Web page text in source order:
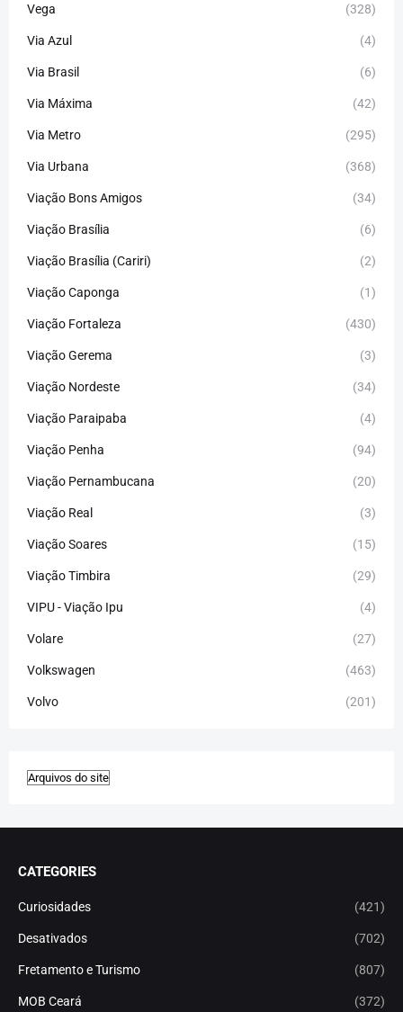
Vega (328)
Via Azul (4)
Via Brasil (6)
Via Máxima (42)
Via Metro (295)
Via Urbana (368)
Viação Bons Amigos (34)
Viação Brasília (6)
Viação Brasília (Cariri) (2)
Viação Caponga (1)
Viação Fortaleza (430)
Viação Gerema (3)
Viação Nordeste (34)
Viação Paraipaba (4)
Viação Penha (94)
Viação Pernambucana (20)
Viação Real (3)
Viação Soares (15)
Viação Timbira (29)
VIPU - Viação Ipu (4)
Volare (27)
Volkswagen (463)
Volvo (201)
CATEGORIES
Curiosidades (421)
Desativados (702)
Fretamento e Turismo (807)
MOB Ceará (372)